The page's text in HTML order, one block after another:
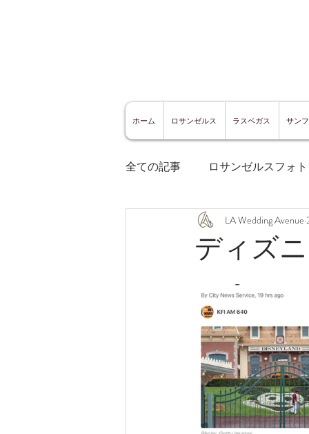
ホーム ロサンゼルス ラスベガス サン
全ての記事 ロサンゼルスフォ
ロサンゼルスグルメ サン
サンディエゴ観光 サンデ
ラスベガス観光 ラスベガ
ディズ
LA Wedding Avenue